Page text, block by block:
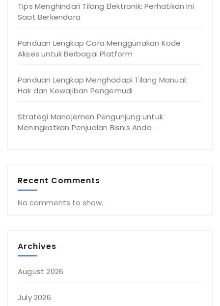
Tips Menghindari Tilang Elektronik: Perhatikan Ini
Saat Berkendara
Panduan Lengkap Cara Menggunakan Kode
Akses untuk Berbagai Platform
Panduan Lengkap Menghadapi Tilang Manual:
Hak dan Kewajiban Pengemudi
Strategi Manajemen Pengunjung untuk
Meningkatkan Penjualan Bisnis Anda
Recent Comments
No comments to show.
Archives
August 2026
July 2026